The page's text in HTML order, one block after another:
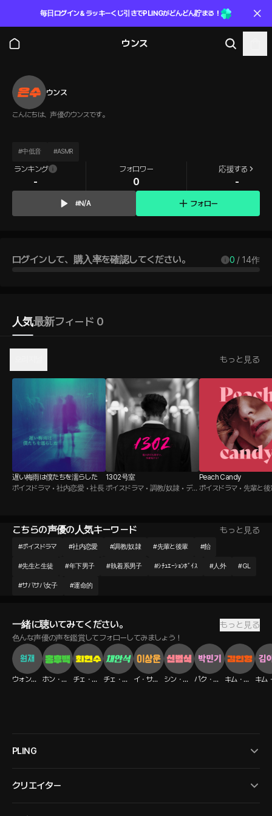
毎日ログイン＆ラッキーくじ引きでPLINGがどんどん貯まる！
ウンス
ウンス
こんにちは、声優のウンスです。
#中低音 #ASMR
ランキング
-
フォロワー
0
応援する
-
#N/A フォロー
ログインして、購入率を確認してください。 0 / 14作
人気最新フィード 0
もっと見る
遅い梅雨は僕たちを濡らした
ボイスドラマ • 社内恋愛 • 社長
1302号室
ボイスドラマ • 調教/奴隷 • ディ
Peach Candy
ボイスドラマ • 先輩と後
こちらの声優の人気キーワード もっと見る
#ボイスドラマ #社内恋愛 #調教/奴隷 #先輩と後輩 #飴
#先生と生徒 #年下男子 #執着系男子 #ｼﾁｭｴｰｼｮﾝﾎﾞｲｽ #人外 #GL
#サバサバ女子 #運命的
一緒に聴いてみてください。 もっと見る
色んな声優の声を鑑賞してフォローしてみましょう！
ウォンジェ ホン・フベク チェ・ヒョンス チェ・アンソク イ・サンウン シン・ボムシク パク・ミンギ キム・イニョン
PLING
クリエイター